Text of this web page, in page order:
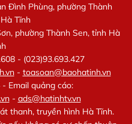
Đình Phùng, phường Thành
Tĩnh
phường Thành Sen, tỉnh Hà
- (023)93.693.427
- toasoan@baohatinh.vn
- Email quảng cáo:
- ads@hatinhtv.vn
thanh, truyền hình Hà Tĩnh.